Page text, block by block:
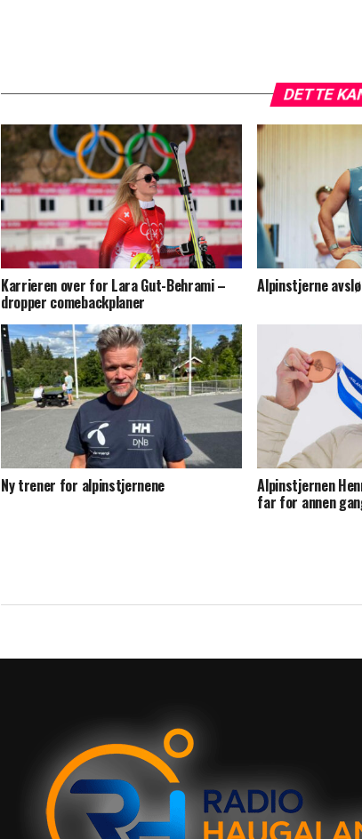
DETTE
Karrieren over for Lara Gut-Behrami –
dropper comebackplaner
Alpinstjerne
Ny trener for alpinstjernene Alpinstjernen
far for annen